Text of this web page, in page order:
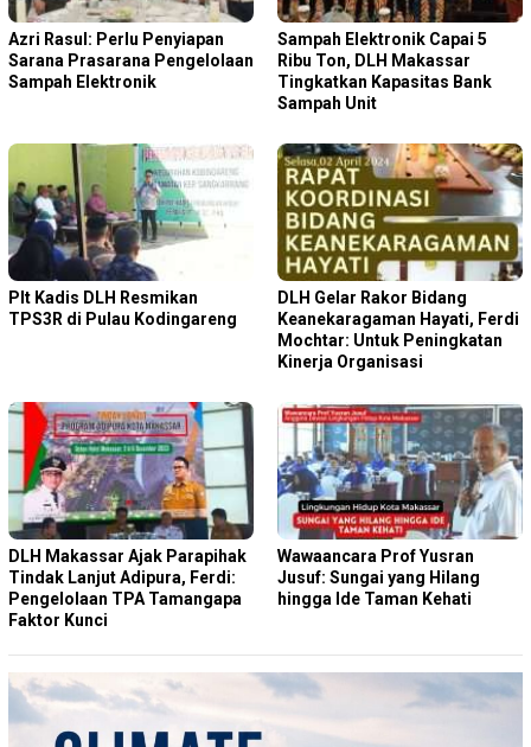
Azri Rasul: Perlu Penyiapan
Sarana Prasarana Pengelolaan
Sampah Elektronik
Sampah Elektronik Capai 5
Ribu Ton, DLH Makassar
Tingkatkan Kapasitas Bank
Sampah Unit
Plt Kadis DLH Resmikan
TPS3R di Pulau Kodingareng
DLH Gelar Rakor Bidang
Keanekaragaman Hayati, Ferdi
Mochtar: Untuk Peningkatan
Kinerja Organisasi
DLH Makassar Ajak Parapihak
Tindak Lanjut Adipura, Ferdi:
Pengelolaan TPA Tamangapa
Faktor Kunci
Wawaancara Prof Yusran
Jusuf: Sungai yang Hilang
hingga Ide Taman Kehati